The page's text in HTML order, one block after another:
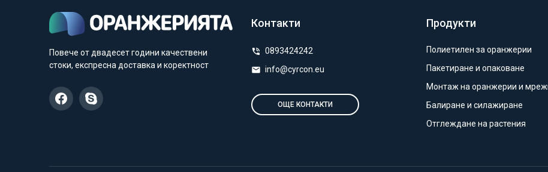
Повече от двадесет години качествени
стоки, експресна доставка и коректност
Контакти
0893424242
info@cyrcon.eu
ОЩЕ КОНТАКТИ
Продукти
Полиетилен за оранжерии
Пакетиране и опаковане
Монтаж на оранжерии и
Балиране и силажиране
Отглеждане на растения